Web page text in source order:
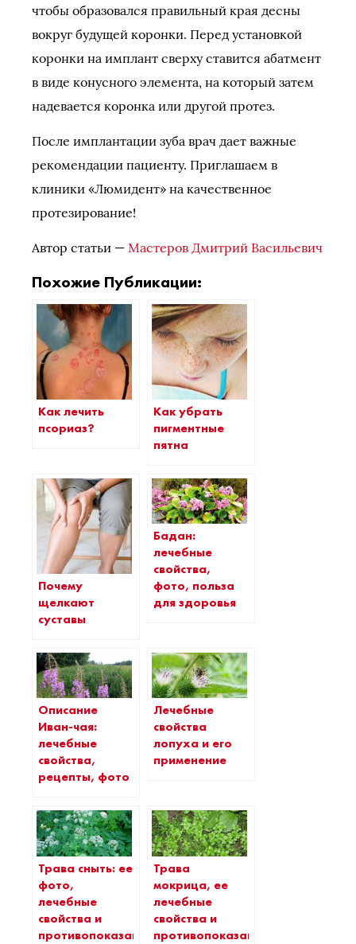
чтобы образовался правильный края десны
вокруг будущей коронки. Перед установкой
коронки на имплант сверху ставится абатмент
в виде конусного элемента, на который затем
надевается коронка или другой протез.
После имплантации зуба врач дает важные
рекомендации пациенту. Приглашаем в
клиники «Люмидент» на качественное
протезирование!
Автор статьи — Мастеров Дмитрий Васильевич
Похожие Публикации:
Как лечить
псориаз?
Как убрать
пигментные
пятна
Почему
щелкают
суставы
Бадан:
лечебные
свойства,
фото, польза
для здоровья
Описание
Иван-чая:
лечебные
свойства,
рецепты, фото
Лечебные
свойства
лопуха и его
применение
Трава сныть: ее
фото,
лечебные
свойства и
противопоказания
Трава
мокрица, ее
лечебные
свойства и
противопоказания